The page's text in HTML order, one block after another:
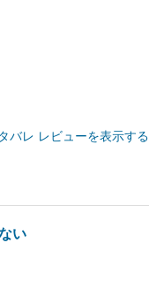
バレ レビューを表示する
い